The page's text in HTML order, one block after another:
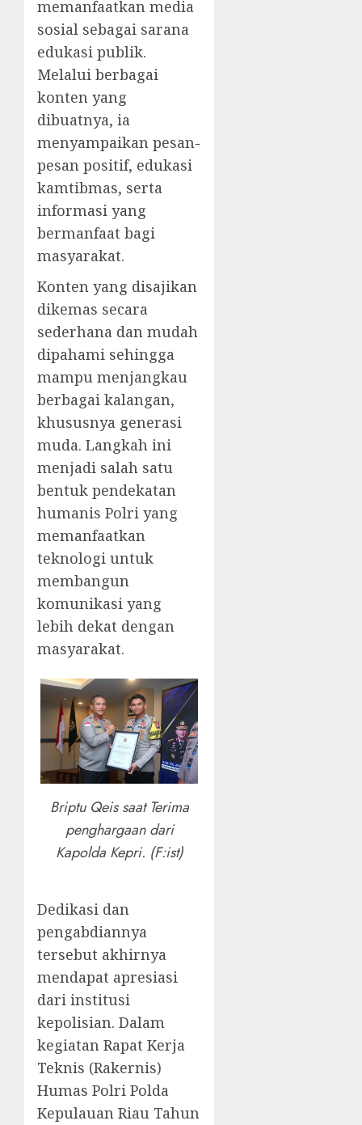
memanfaatkan media
sosial sebagai sarana
edukasi publik.
Melalui berbagai
konten yang
dibuatnya, ia
menyampaikan pesan-
pesan positif, edukasi
kamtibmas, serta
informasi yang
bermanfaat bagi
masyarakat.
Konten yang disajikan
dikemas secara
sederhana dan mudah
dipahami sehingga
mampu menjangkau
berbagai kalangan,
khususnya generasi
muda. Langkah ini
menjadi salah satu
bentuk pendekatan
humanis Polri yang
memanfaatkan
teknologi untuk
membangun
komunikasi yang
lebih dekat dengan
masyarakat.
Briptu Qeis saat Terima
penghargaan dari
Kapolda Kepri. (F:ist)
Dedikasi dan
pengabdiannya
tersebut akhirnya
mendapat apresiasi
dari institusi
kepolisian. Dalam
kegiatan Rapat Kerja
Teknis (Rakernis)
Humas Polri Polda
Kepulauan Riau Tahun